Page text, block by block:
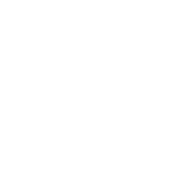
считает, что на
Алёнушка на камне
Варианты других